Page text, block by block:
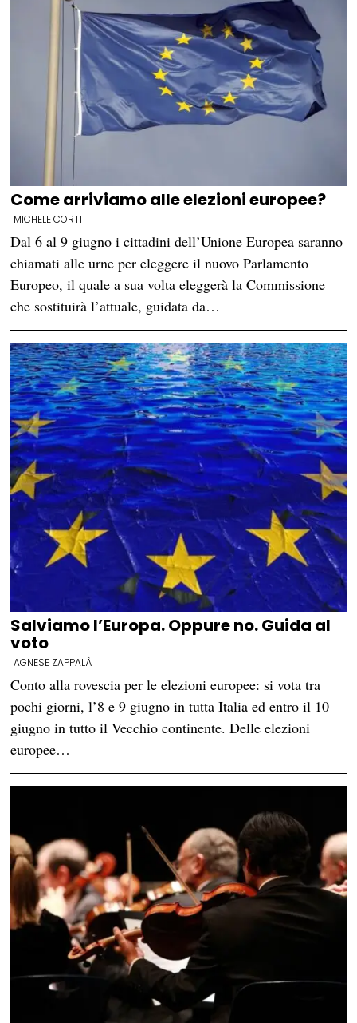
Come arriviamo alle elezioni europee?
MICHELE CORTI
Dal 6 al 9 giugno i cittadini dell’Unione Europea saranno
chiamati alle urne per eleggere il nuovo Parlamento
Europeo, il quale a sua volta eleggerà la Commissione
che sostituirà l’attuale, guidata da…
Salviamo l’Europa. Oppure no. Guida al
voto
AGNESE ZAPPALÀ
Conto alla rovescia per le elezioni europee: si vota tra
pochi giorni, l’8 e 9 giugno in tutta Italia ed entro il 10
giugno in tutto il Vecchio continente. Delle elezioni
europee…